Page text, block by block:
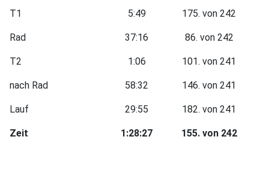
T1 5:49 175. von 242
Rad 37:16 86. von 242
T2 1:06 101. von 241
nach Rad 58:32 146. von 241
Lauf 29:55 182. von 241
Zeit 1:28:27 155. von 242